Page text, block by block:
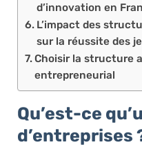
d’innovation en
L’impact des
sur la réussite des
Choisir la structure
entrepreneurial
Qu’est-ce
d’entreprises